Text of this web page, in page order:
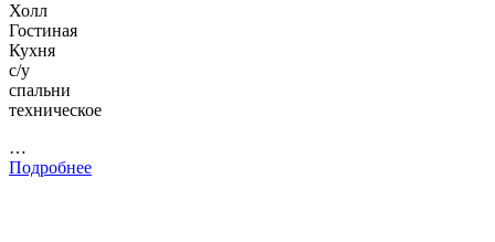
Холл
Гостиная
Кухня
с/у
спальни
техническое
…
Подробнее